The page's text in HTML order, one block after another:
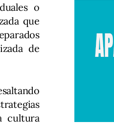
o
que
de
cultura